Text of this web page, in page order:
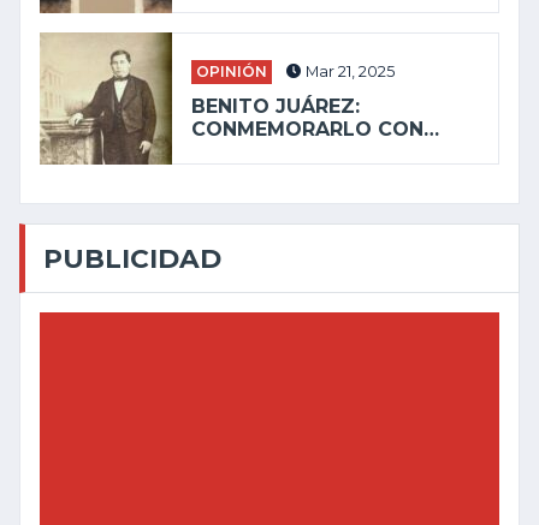
OPINIÓN Mar 21, 2025
BENITO JUÁREZ:
CONMEMORARLO CON…
PUBLICIDAD